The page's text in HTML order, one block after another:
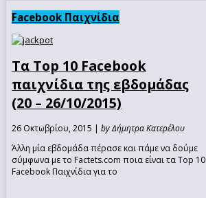
Facebook Παιχνίδια
Τα Top 10 Facebook
παιχνίδια της εβδομάδας
(20 – 26/10/2015)
26 Οκτωβρίου, 2015 | by Δήμητρα Κατερέλου
Άλλη μία εβδομάδα πέρασε και πάμε να δούμε
σύμφωνα με το Factets.com ποια είναι τα Top 10
Facebook Παιχνίδια για το